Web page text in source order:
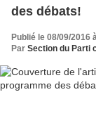
des débats!
Publié le 08/09/2016
Par Section du Parti